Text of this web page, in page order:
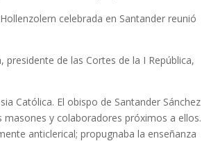
celebrada en Santander reunió
de las Cortes de la I República,
Católica. El obispo de Santander Sánchez
y colaboradores próximos a ellos.
anticlerical; propugnaba la enseñanza